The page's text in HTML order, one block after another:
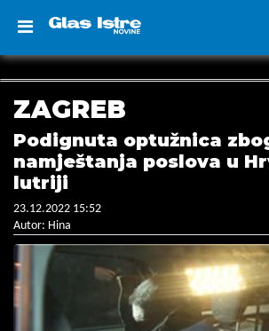
ZAGREB
Podignuta optužnica
namještanja poslova u
lutriji
23.12.2022 15:52
Autor: Hina